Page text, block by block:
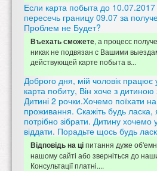
Если карта побыта до
пересечь границу 09.07 за
Проблем не Будет?
Въехать сможете, а процесс
никак не подвязан с Вашими
действующей карте побыта в...
Доброго дня, мій чоловік працює
карта побиту, Він хоче з
Дитині 2 рочки.Хочемо поїхати
проживання. Скажіть будь ласка,
потрібно зібрати. Дитину хочемо
віддати. Порадьте щось будь
Відповідь на ціпитання дуже
нашому сайті або зверніться до
Консультації платні....